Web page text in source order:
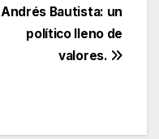
Andrés Bautista: un
político lleno de
valores.